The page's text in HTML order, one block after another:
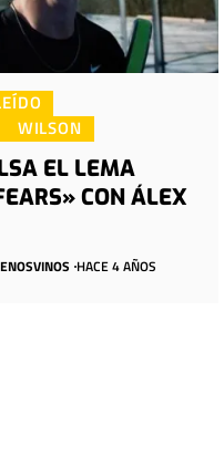
WILSON
EL LEMA
CON ÁLEX
HACE 4 AÑOS